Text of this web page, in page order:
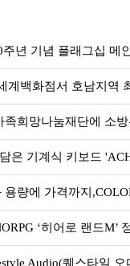
주년 기념 플래그십 메
20 국내 출시 예정
계백화점서 호남지역
족희망나눔재단에 소
부은 기계식 키보드
량에 가격까지
‘히어로 랜드M’
Audio(퀘스타일